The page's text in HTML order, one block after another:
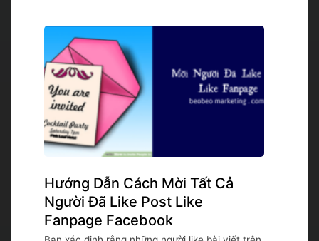
Hướng Dẫn Cách Mời Tất Cả
Người Đã Like Post Like
Fanpage Facebook